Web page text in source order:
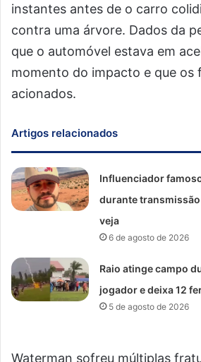
instantes antes de o carro
contra uma árvore. Dados da
que o automóvel estava em
momento do impacto e que os
acionados.
Artigos relacionados
Influenciador
durante
veja
6 de agosto de 2026
Raio atinge campo
jogador e deixa 12
5 de agosto de 2026
Waterman sofreu múltiplas